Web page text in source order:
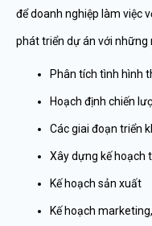
để doanh nghiệp làm việc
phát triển dự án với những
Phân tích tình hình
Hoạch định chiến
Các giai đoạn triển
Xây dựng kế hoạch
Kế hoạch sản xuất
Kế hoạch